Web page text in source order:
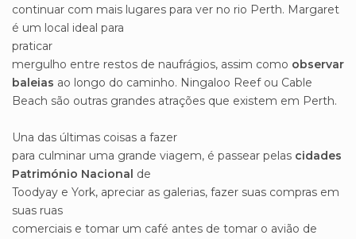
continuar com mais lugares para ver no rio Perth. Margaret
é um local ideal para
praticar
mergulho entre restos de naufrágios, assim como observar
baleias ao longo do caminho. Ningaloo Reef ou Cable
Beach são outras grandes atrações que existem em Perth.
Una das últimas coisas a fazer
para culminar uma grande viagem, é passear pelas cidades
Património Nacional de
Toodyay e York, apreciar as galerias, fazer suas compras em
suas ruas
comerciais e tomar um café antes de tomar o avião de